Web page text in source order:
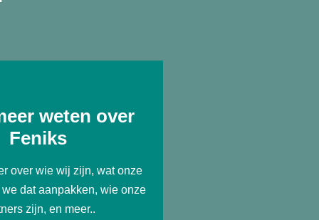
weten over
Feniks
over wie wij zijn, wat onze
dat aanpakken, wie onze
zijn, en meer..